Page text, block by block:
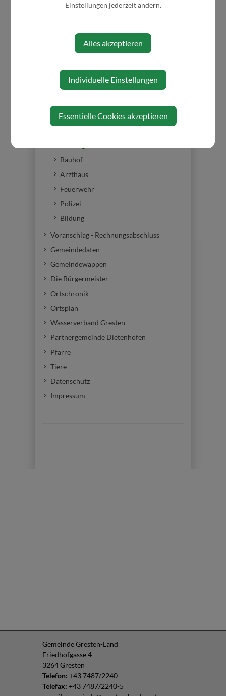
GEMEINDE
Gemeindeeinrichtungen
Bauhof
Arzthaus
Feuerwehr
Polizei
Bildung
Voranschlag - Rechnungsabschluss
Gemeindedaten
Gemeindewappen
Die Bürgermeister
Ortschronik
Ortsplan
Wasserverband Gresten
Partnergemeinde Dietenhofen
Pfarre
Tiere
Datenschutz
Impressum
Gemeinde Gresten-Land
Friedhofgasse 4
3264 Gresten
Telefon: +43 7487/2240
Telefax: +43 7487/2240-5
Einstellungen jederzeit ändern.
Alles akzeptieren
Individuelle Einstellungen
Essentielle Cookies akzeptieren